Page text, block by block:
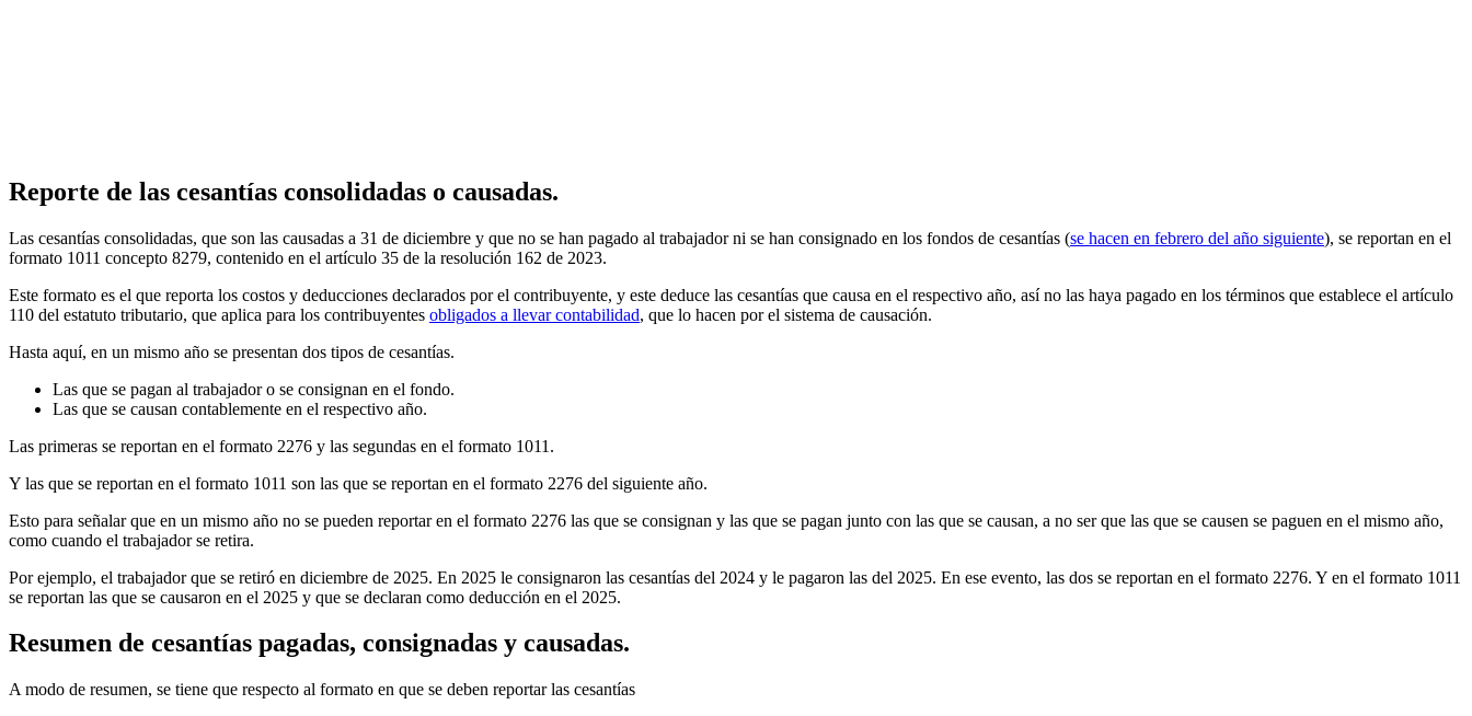
Reporte de las cesantías consolidadas o causadas.
Las cesantías consolidadas, que son las causadas a 31 de diciembre y que no se han pagado al trabajador ni se han consignado en los fondos de cesantías (se hacen en febrero del año siguiente), se reportan en el
formato 1011 concepto 8279, contenido en el artículo 35 de la resolución 162 de 2023.
Este formato es el que reporta los costos y deducciones declarados por el contribuyente, y este deduce las cesantías que causa en el respectivo año, así no las haya pagado en los términos que establece el artículo
110 del estatuto tributario, que aplica para los contribuyentes obligados a llevar contabilidad, que lo hacen por el sistema de causación.
Hasta aquí, en un mismo año se presentan dos tipos de cesantías.
Las que se pagan al trabajador o se consignan en el fondo.
Las que se causan contablemente en el respectivo año.
Las primeras se reportan en el formato 2276 y las segundas en el formato 1011.
Y las que se reportan en el formato 1011 son las que se reportan en el formato 2276 del siguiente año.
Esto para señalar que en un mismo año no se pueden reportar en el formato 2276 las que se consignan y las que se pagan junto con las que se causan, a no ser que las que se causen se paguen en el mismo año,
como cuando el trabajador se retira.
Por ejemplo, el trabajador que se retiró en diciembre de 2025. En 2025 le consignaron las cesantías del 2024 y le pagaron las del 2025. En ese evento, las dos se reportan en el formato 2276. Y en el formato 1011
se reportan las que se causaron en el 2025 y que se declaran como deducción en el 2025.
Resumen de cesantías pagadas, consignadas y causadas.
A modo de resumen, se tiene que respecto al formato en que se deben reportar las cesantías